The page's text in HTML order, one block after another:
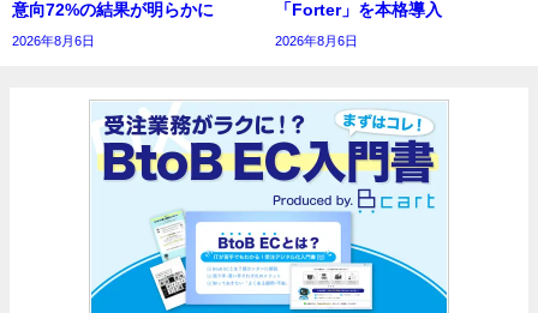
意向72%の結果が明らかに
2026年8月6日
「Forter」を本格導入
2026年8月6日